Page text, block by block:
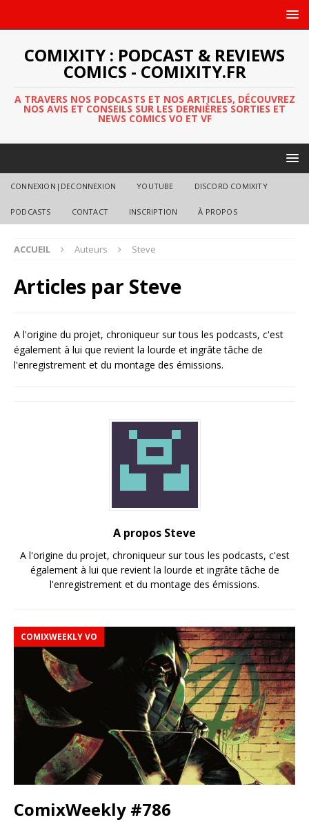
COMIXITY : PODCAST & REVIEWS
COMICS - COMIXITY.FR
A TRAVERS NOS PODCASTS ET NOS ARTICLES, DÉCOUVREZ
NOS AVIS ET CONSEILS SUR LES DERNIÈRES SORTIES ET
NEWS COMICS VO ET VF
CONNEXION|DECONNEXION YOUTUBE DISCORD COMIXITY
PODCASTS CONTACT INSCRIPTION À PROPOS
ACCUEIL Auteurs Steve
Articles par Steve
A l'origine du projet, chroniqueur sur tous les podcasts, c'est
également à lui que revient la lourde et ingrâte tâche de
l'enregistrement et du montage des émissions.
A propos Steve
A l'origine du projet, chroniqueur sur tous les podcasts, c'est
également à lui que revient la lourde et ingrâte tâche de
l'enregistrement et du montage des émissions.
COMIXWEEKLY VO
ComixWeekly #786